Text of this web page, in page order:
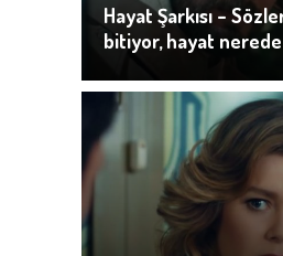
Hayat Şarkısı –
bitiyor, hayat nerede